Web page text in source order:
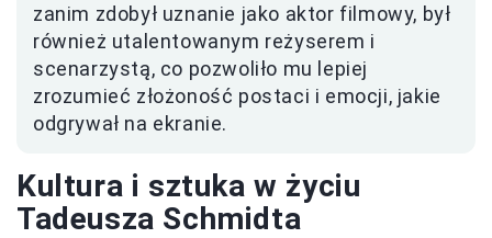
zanim zdobył uznanie jako aktor filmowy, był
również utalentowanym reżyserem i
scenarzystą, co pozwoliło mu lepiej
zrozumieć złożoność postaci i emocji, jakie
odgrywał na ekranie.
Kultura i sztuka w życiu
Tadeusza Schmidta